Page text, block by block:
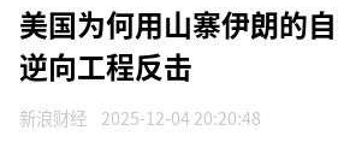
美国为何用山寨伊朗的
逆向工程反击
新浪财经 2025-12-04 20:20:48